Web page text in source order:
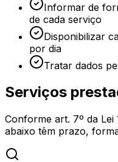
Informar de
de cada serviço
Disponibilizar
por dia
Tratar dados
Serviços
Conforme art. 7º da Lei
abaixo têm prazo,